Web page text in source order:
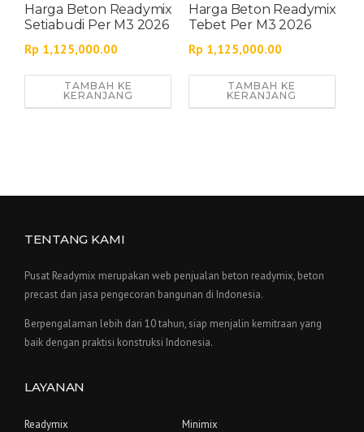
Harga Beton Readymix
Setiabudi Per M3 2026
Rp 1,125,000.00
TAMBAH KE
KERANJANG
Harga Beton Readymix
Tebet Per M3 2026
Rp 1,125,000.00
TAMBAH KE
KERANJANG
TENTANG KAMI
Pusat Readymix merupakan web penjualan beton readymix, beton
precast dan jasa pengecoran bangunan di Indonesia.
Berpengalaman lebih dari 10 tahun, siap menjalin kemitraan yang
baik dengan praktisi konstruksi Indonesia.
LAYANAN
Readymix Minimix